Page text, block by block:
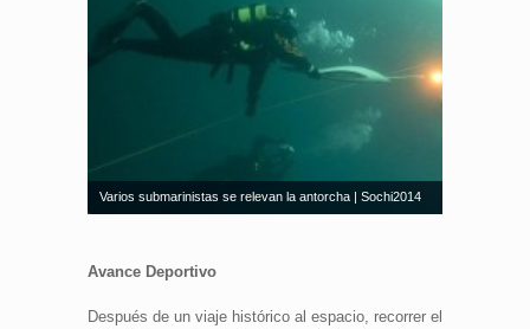
Varios submarinistas se relevan la antorcha | Sochi2014
Avance Deportivo
Después de un viaje histórico al espacio, recorrer el